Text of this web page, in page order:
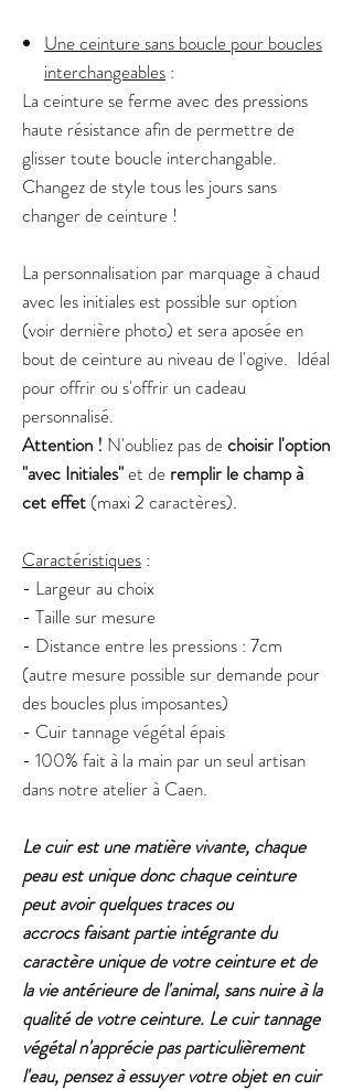
Une ceinture sans boucle pour boucles
interchangeables :
La ceinture se ferme avec des pressions
haute résistance afin de permettre de
glisser toute boucle interchangable.
Changez de style tous les jours sans
changer de ceinture !
La personnalisation par marquage à chaud
avec les initiales est possible sur option
(voir dernière photo) et sera aposée en
bout de ceinture au niveau de l'ogive. Idéal
pour offrir ou s'offrir un cadeau
personnalisé.
Attention ! N'oubliez pas dechoisir l'option
"avec Initiales"et de remplir le champ à
cet effet (maxi 2 caractères).
Caractéristiques :
- Largeur au choix
- Taille sur mesure
- Distance entre les pressions : 7cm
(autre mesure possible sur demande pour
des boucles plus imposantes)
- Cuir tannage végétal épais
- 100% fait à la main par un seul artisan
dans notre atelier à Caen.
Le cuir est une matière vivante, chaque
peau est unique donc chaque ceinture
peut avoir quelques traces ou
accrocs faisant partie intégrante du
caractère unique de votre ceinture et de
la vie antérieure de l'animal, sans nuire à la
qualité de votre ceinture. Le cuir tannage
végétal n'apprécie pas particulièrement
l'eau, pensez à essuyer votre objet en cuir